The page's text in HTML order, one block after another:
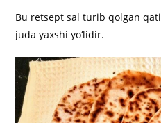
Bu retsept sal turib qolgan
juda yaxshi yo‘lidir.